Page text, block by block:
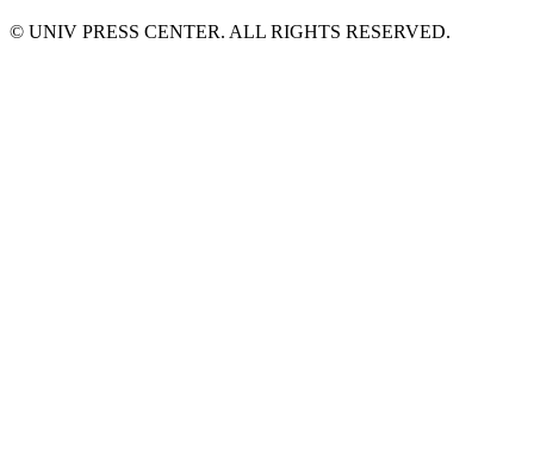
© UNIV PRESS CENTER. ALL RIGHTS RESERVED.